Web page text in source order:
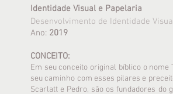
Identidade Visual e Papelaria
Desenvolvimento de Identidade
Ano: 2019
CONCEITO:
Em seu conceito original bíblico o nome
seu caminho com esses pilares e
Scarlatt e Pedro, são os fundadores do